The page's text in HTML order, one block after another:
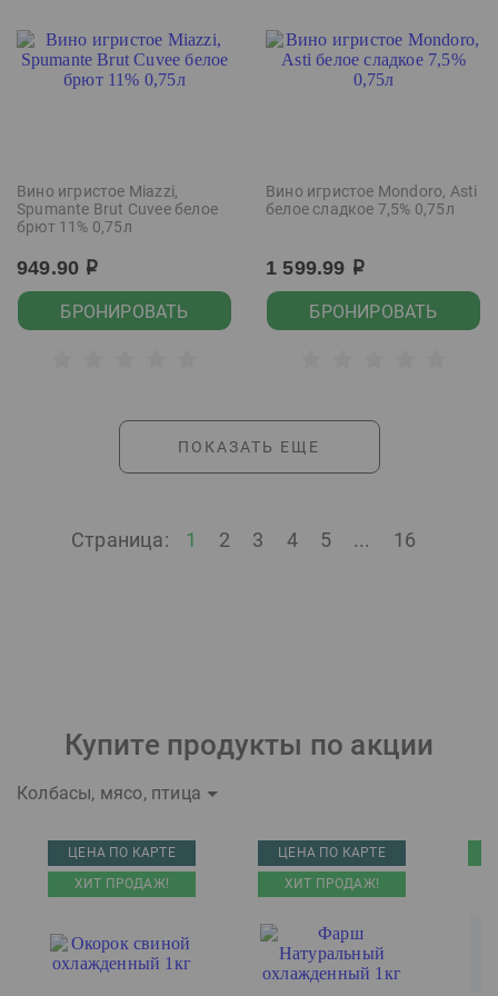
Вино игристое Miazzi,
Spumante Brut Cuvee белое
брют 11% 0,75л
949.90 р
БРОНИРОВАТЬ
Вино игристое Mondoro, Asti
белое сладкое 7,5% 0,75л
1 599.99 р
БРОНИРОВАТЬ
ПОКАЗАТЬ ЕЩЕ
Страница: 1 2 3 4 5 ... 16
Купите продукты по акции
Колбасы, мясо, птица
ЦЕНА ПО КАРТЕ
ХИТ ПРОДАЖ!
ЦЕНА ПО КАРТЕ
ХИТ ПРОДАЖ!